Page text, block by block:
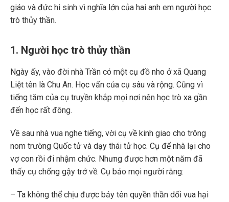
giáo và đức hi sinh vì nghĩa lớn của hai anh em người học
trò thủy thần.
1. Người học trò thủy thần
Ngày ấy, vào đời nhà Trần có một cụ đồ nho ở xã Quang
Liệt tên là Chu An. Học vấn của cụ sâu và rộng. Cũng vì
tiếng tăm của cụ truyền khắp mọi nơi nên học trò xa gần
đến học rất đông.
Về sau nhà vua nghe tiếng, vời cụ về kinh giao cho trông
nom trường Quốc tử và dạy thái tử học. Cụ để nhà lại cho
vợ con rồi đi nhậm chức. Nhưng được hơn một năm đã
thấy cụ chống gậy trở về. Cụ bảo mọi người rằng:
– Ta không thể chịu được bảy tên quyền thần dối vua hại